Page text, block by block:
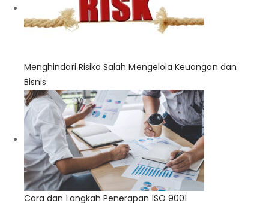
Menghindari Risiko Salah Mengelola Keuangan dan
Bisnis
Cara dan Langkah Penerapan ISO 9001